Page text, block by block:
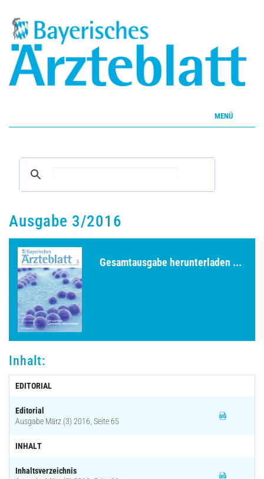
MENÜ
Inhalte
Archiv
Ausgabe 3/2016
Gesamtausgabe herunterladen ...
Inhalt:
EDITORIAL
Editorial
Ausgabe März (3) 2016, Seite 65
INHALT
Inhaltsverzeichnis